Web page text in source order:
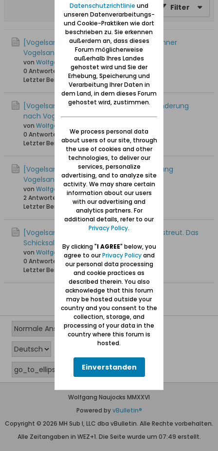
Filter
[Vogelsang / Skowronki] Woher die Bewohner
Vogelsangs stammten
von Wolfgang
0 Antworten
29.468 Hits0 Likes
Letzter Beitrag
27.11.2017, 02:42
[Vogelsang / Skowronki] Kurt Hübert: Wanderung
nach Vogelsang
von Wolfgang
0 Antworten
14.052 Hits0 Likes
Letzter Beitrag02.01.2013, 17:45
[Vogelsang / Skowronki] Von der Versippung
Vogelsangs
von Wolfgang
2 Antworten
18.568 Hits0 Likes
Letzter Beitrag
30.11.2008, 01:00
[Vogelsang / Skowronki] In alle Winde zerstreut. Das
Schicksal der Vogelsänger
von Wolfgang
0 Antworten
18.281 Hits0 Likes
Letzter Beitrag
08.04.2008, 23:53
Wolfgang Naujocks MMXXVI
Powered byvBulletin®
Copyright © 2026 MH Sub I, LLC dba vBulletin. Alle Rechte vorbehalten.
Alle Zeitangaben in WEZ+1. Die Seite wurde um 07:49 erstellt.
Datenschutzrichtlinie und
unseren Datenverarbeitungs-
und Cookie-Praktiken wie dort
beschrieben zu. Sie erkennen
außerdem an, dass dieses
Forum möglicherweise
außerhalb Ihres Landes
gehostet wird und Sie der
Erhebung, Speicherung und
Verarbeitung Ihrer Daten in
dem Land, in dem dieses Forum
gehostet wird, zustimmen.
We process personal data
about users of our site, through
the use of cookies and other
technologies, to deliver our
services, personalize
advertising, and to analyze site
activity. We may share certain
information about our users
with our advertising and
analytics partners. For
additional details, refer to our
Privacy Policy.
By clicking "I AGREE" below, you
agree to ourPrivacy Policyand
our personal data processing
and cookie practices as
described therein. You also
acknowledge that this forum
may be hosted outside your
country and you consent to the
collection, storage, and
processing of your data in the
country where this forum is
hosted.
Einverstanden